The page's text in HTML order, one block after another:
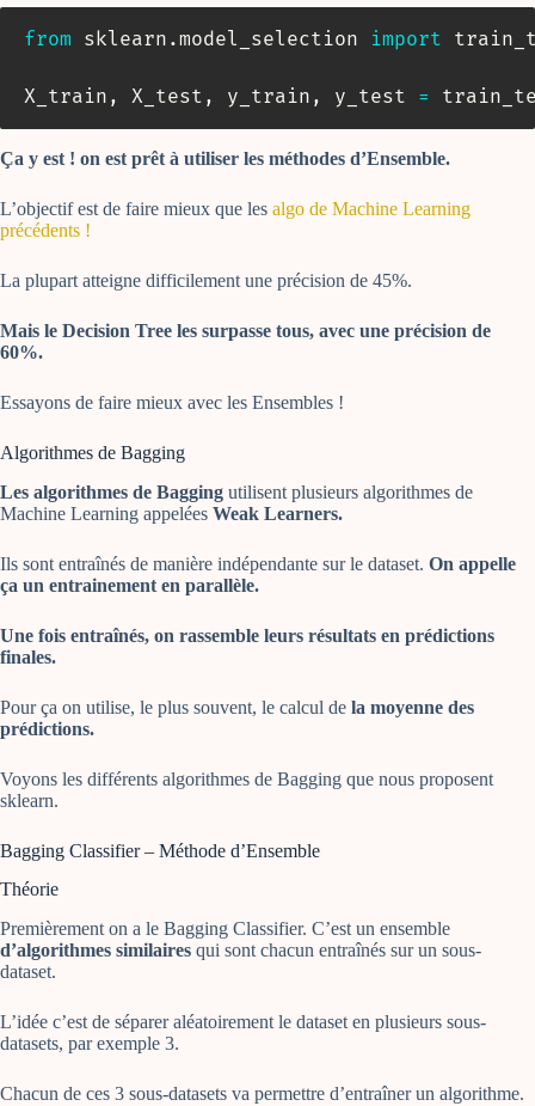
from sklearn .model_selection import
X_train , X_test , y_train , y_test =
Ça y est ! on est prêt à utiliser les méthodes d’Ensemble.
L’objectif est de faire mieux que les algo de Machine Learning
précédents !
La plupart atteigne difficilement une précision de 45%.
Mais le Decision Tree les surpasse tous, avec une précision de
60%.
Essayons de faire mieux avec les Ensembles !
Algorithmes de Bagging
Les algorithmes de Bagging utilisent plusieurs algorithmes de
Machine Learning appelées Weak Learners.
Ils sont entraînés de manière indépendante sur le dataset. On appelle
ça un entrainement en parallèle.
Une fois entraînés, on rassemble leurs résultats en prédictions
finales.
Pour ça on utilise, le plus souvent, le calcul de la moyenne des
prédictions.
Voyons les différents algorithmes de Bagging que nous proposent
sklearn.
Bagging Classifier – Méthode d’Ensemble
Théorie
Premièrement on a le Bagging Classifier. C’est un ensemble
d’algorithmes similaires qui sont chacun entraînés sur un sous-
dataset.
L’idée c’est de séparer aléatoirement le dataset en plusieurs sous-
datasets, par exemple 3.
Chacun de ces 3 sous-datasets va permettre d’entraîner un algorithme.